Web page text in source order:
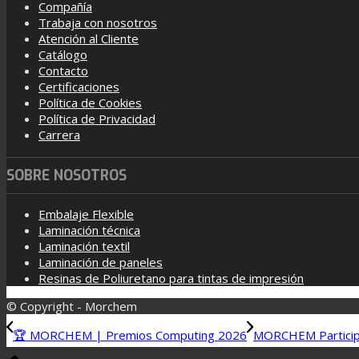
Compañía
Trabaja con nosotros
Atención al Cliente
Catálogo
Contacto
Certificaciones
Política de Cookies
Política de Privacidad
Carrera
SOBRE NOSOTROS
Embalaje Flexible
Laminación técnica
Laminación textil
Laminación de paneles
Resinas de Poliuretano para tintas de impresión
© Copyright - Morchem
🏆 MORCHEM | Premios Computing 2026 MORCHEM